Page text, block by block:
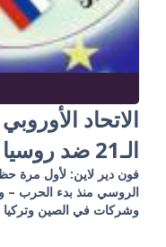
الاتحاد
الـ21 ضد روسيا
فون دير لاين: لأول
الروسي منذ بدء الحرب –
وشركات في الصين وتركيا